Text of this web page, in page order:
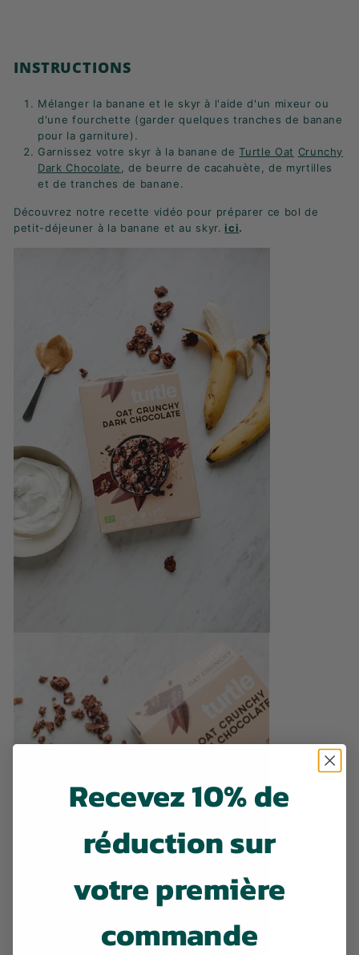
INSTRUCTIONS
Mélanger la banane et le skyr à l'aide d'un mixeur ou
d'une fourchette (garder quelques tranches de banane
pour la garniture).
Garnissez votre skyr à la banane de Turtle Oat Crunchy
Dark Chocolate
, de beurre de cacahuète, de myrtilles
et de tranches de banane.
Découvrez notre recette vidéo pour préparer ce bol de
petit-déjeuner à la banane et au skyr. ici.
Recevez 10% de
réduction sur
votre première
commande